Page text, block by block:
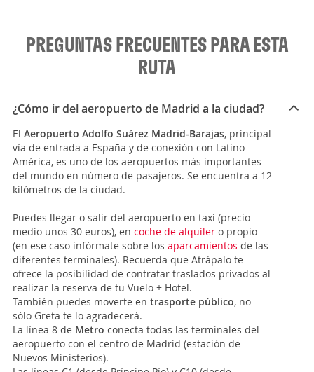
PREGUNTAS FRECUENTES PARA ESTA
RUTA
¿Cómo ir del aeropuerto de Madrid a la ciudad?
El Aeropuerto Adolfo Suárez Madrid-Barajas, principal
vía de entrada a España y de conexión con Latino
América, es uno de los aeropuertos más importantes
del mundo en número de pasajeros. Se encuentra a 12
kilómetros de la ciudad.
Puedes llegar o salir del aeropuerto en taxi (precio
medio unos 30 euros), en coche de alquiler o propio
(en ese caso infórmate sobre los aparcamientos de las
diferentes terminales). Recuerda que Atrápalo te
ofrece la posibilidad de contratar traslados privados al
realizar la reserva de tu Vuelo + Hotel.
También puedes moverte en trasporte público, no
sólo Greta te lo agradecerá.
La línea 8 de Metro conecta todas las terminales del
aeropuerto con el centro de Madrid (estación de
Nuevos Ministerios).